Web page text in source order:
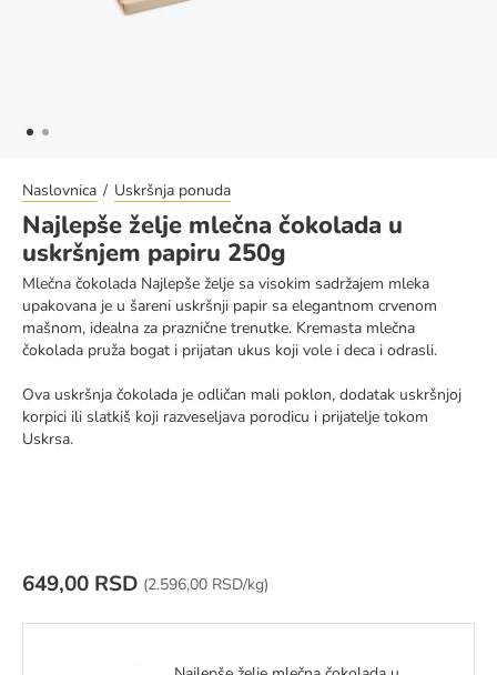
Naslovnica Uskršnja ponuda
Najlepše želje mlečna čokolada u
uskršnjem papiru 250g
Mlečna čokolada Najlepše želje sa visokim sadržajem mleka
upakovana je u šareni uskršnji papir sa elegantnom crvenom
mašnom, idealna za praznične trenutke. Kremasta mlečna
čokolada pruža bogat i prijatan ukus koji vole i deca i odrasli.
Ova uskršnja čokolada je odličan mali poklon, dodatak uskršnjoj
korpici ili slatkiš koji razveseljava porodicu i prijatelje tokom
Uskrsa.
649,00 RSD (Cena za jedinicu mere:
2.596,00 RSD/kg)